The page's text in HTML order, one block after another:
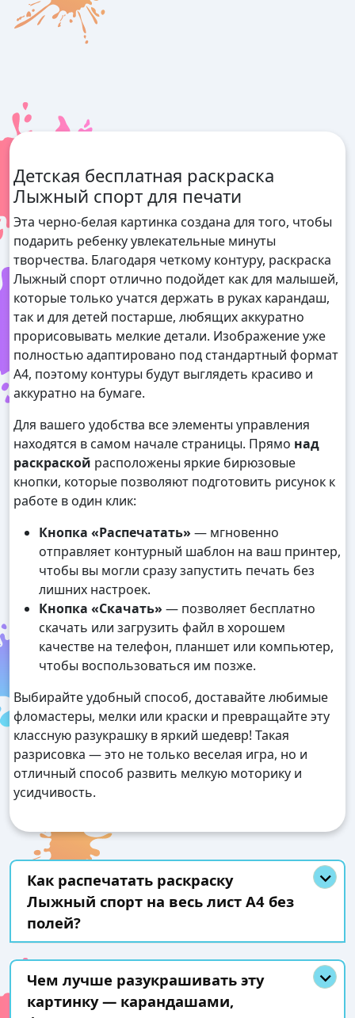
Детская бесплатная раскраска
Лыжный спорт для печати
Эта черно-белая картинка создана для того, чтобы
подарить ребенку увлекательные минуты
творчества. Благодаря четкому контуру, раскраска
Лыжный спорт отлично подойдет как для малышей,
которые только учатся держать в руках карандаш,
так и для детей постарше, любящих аккуратно
прорисовывать мелкие детали. Изображение уже
полностью адаптировано под стандартный формат
А4, поэтому контуры будут выглядеть красиво и
аккуратно на бумаге.
Для вашего удобства все элементы управления
находятся в самом начале страницы. Прямо над
раскраской расположены яркие бирюзовые
кнопки, которые позволяют подготовить рисунок к
работе в один клик:
Кнопка «Распечатать» — мгновенно
отправляет контурный шаблон на ваш принтер,
чтобы вы могли сразу запустить печать без
лишних настроек.
Кнопка «Скачать» — позволяет бесплатно
скачать или загрузить файл в хорошем
качестве на телефон, планшет или компьютер,
чтобы воспользоваться им позже.
Выбирайте удобный способ, доставайте любимые
фломастеры, мелки или краски и превращайте эту
классную разукрашку в яркий шедевр! Такая
разрисовка — это не только веселая игра, но и
отличный способ развить мелкую моторику и
усидчивость.
Как распечатать раскраску
Лыжный спорт на весь лист А4 без
полей?
Чем лучше разукрашивать эту
картинку — карандашами,